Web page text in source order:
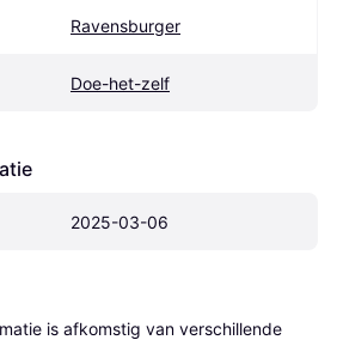
Ravensburger
Doe-het-zelf
2025-03-06
is afkomstig van verschillende